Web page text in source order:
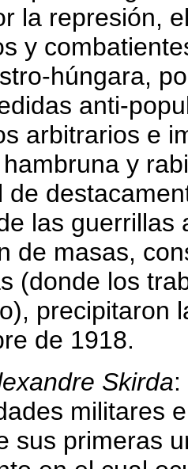
la represión,
y
húngara,
anti-
arbitrarios e
y
de
las
de masas,
(donde los
precipitaron
de 1918.
Skirda
militares
sus primeras